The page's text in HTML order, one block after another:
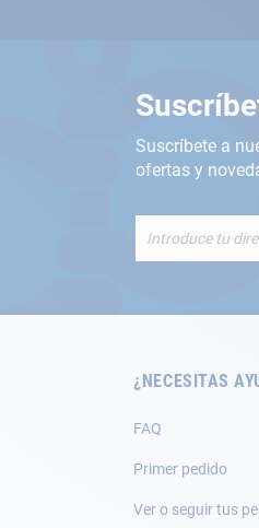
Suscríbete a
ofertas y
de
¿NECESITAS
FAQ
Primer pedido
Ver o seguir tus